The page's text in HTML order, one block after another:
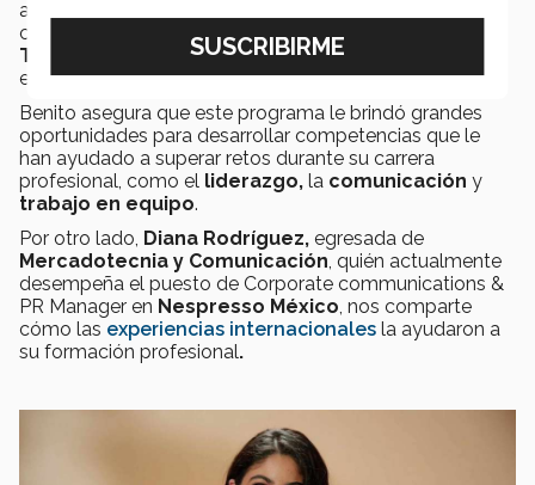
alumnos con desempeño destacado, quiénes sirven
como guías para los candidatos a estudiantes del
Tecnológico de Monterrey,al compartir su
experiencia estudiantil y vivencias personales.
Benito asegura que este programa le brindó grandes
oportunidades para desarrollar competencias que le
han ayudado a superar retos durante su carrera
profesional, como el liderazgo, la comunicación y
trabajo en equipo.
Por otro lado, Diana Rodríguez, egresada de
Mercadotecnia y Comunicación , quién actualmente
desempeña el puesto de Corporate communications &
PR Manager en Nespresso México , nos comparte
cómo las experiencias internacionales la ayudaron a
su formación profesional.